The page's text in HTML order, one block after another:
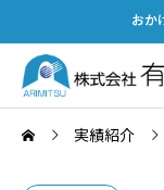
おか
実績紹介